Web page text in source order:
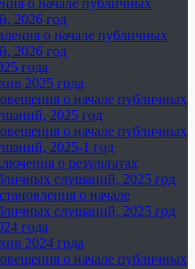
о начале публичных
2026 год
о начале публичных
2026 год
года
2025 года
о начале публичных
2025 год
о начале публичных
2025-1 год
о результатах
слушаний, 2025 год
о начале
слушаний, 2025 год
года
2024 года
о начале публичных